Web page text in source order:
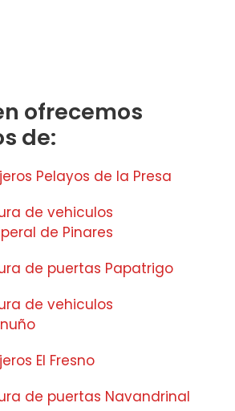
ofrecemos
de:
Pelayos de la Presa
de vehiculos
de Pinares
de puertas Papatrigo
de vehiculos
El Fresno
de puertas Navandrinal